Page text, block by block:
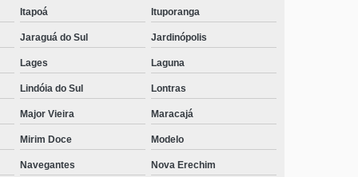
Campos Novos
contato de clínica de dependência química com
contato de clínica de reabilitação química com psicóloga
Passos Maia
contato de clínica para dependente químico com
terapeuta Cocal do Sul
clínica de reabilitação química homens São João do Sul
Itapoá Ituporanga
Jaraguá do Sul Jardinópolis
Lages Laguna
Lindóia do Sul Lontras
Major Vieira Maracajá
Mirim Doce Modelo
Navegantes Nova Erechim